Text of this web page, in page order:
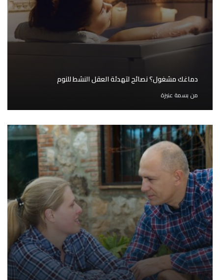
دماغك مشغول؟ نصائح لتهدئة العقل النشط للنوم
من بسمة عنيزة